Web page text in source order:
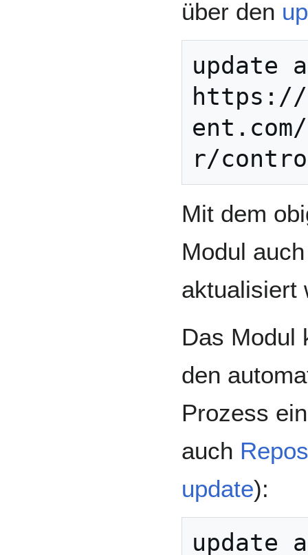
über den
update
https://
ent.com/
Mit dem
Modul
aktualisiert
Das Modul
den
Prozess
auch
update):
update